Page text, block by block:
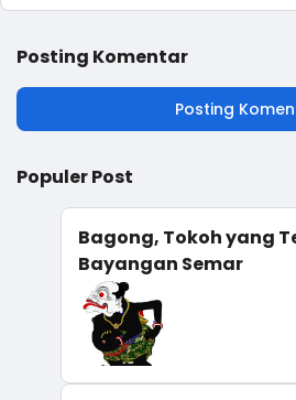
Posting Komentar
Posting
Populer Post
Bagong, Tokoh yang
Bayangan Semar